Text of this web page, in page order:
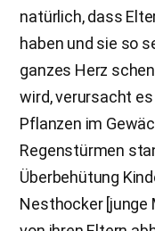
natürlich, dass
haben und sie so
ganzes Herz
wird, verursacht
Pflanzen im
Regenstürmen
Überbehütung
Nesthocker